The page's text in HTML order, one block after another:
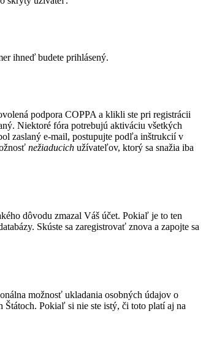
ihneď budete prihlásený.
podpora COPPA a klikli ste pri registrácii
Niektoré fóra potrebujú aktiváciu všetkých
zaslaný e-mail, postupujte podľa inštrukcií v
nežiaducich užívateľov, ktorý sa snažia iba
dôvodu zmazal Váš účet. Pokiaľ je to ten
Skúste sa zaregistrovať znova a zapojte sa
možnosť ukladania osobných údajov o
Pokiaľ si nie ste istý, či toto platí aj na